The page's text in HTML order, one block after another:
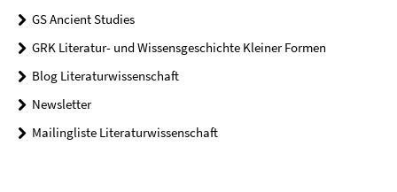
GS Ancient Studies
GRK Literatur- und Wissensgeschichte Kleiner Formen
Blog Literaturwissenschaft
Newsletter
Mailingliste Literaturwissenschaft